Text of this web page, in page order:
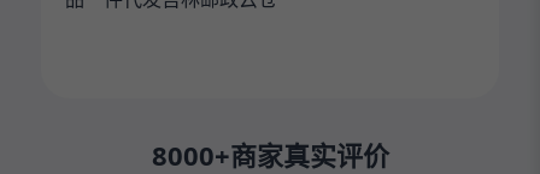
8000+商家真实评价